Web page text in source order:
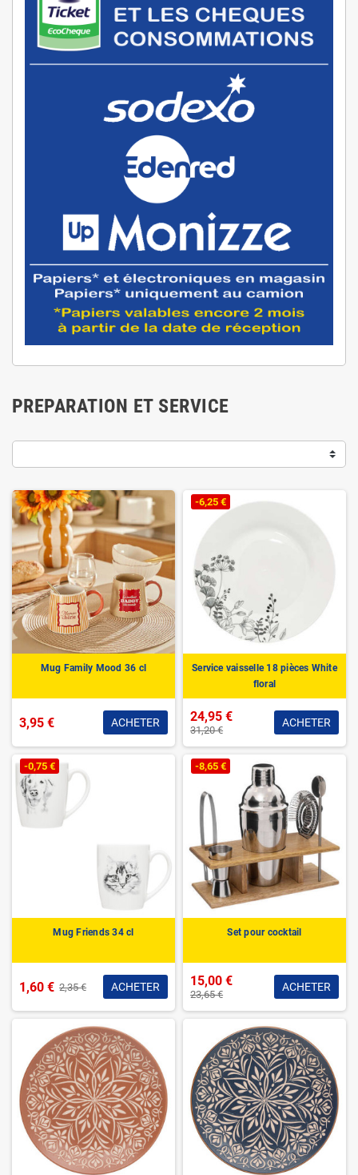
PREPARATION ET SERVICE
Mug Family Mood 36 cl
3,95 € ACHETER
-6,25 €
Service vaisselle 18 pièces White
floral
24,95 €
31,20 €
ACHETER
-0,75 €
Mug Friends 34 cl
1,60 € 2,35 € ACHETER
-8,65 €
Set pour cocktail
15,00 €
23,65 €
ACHETER